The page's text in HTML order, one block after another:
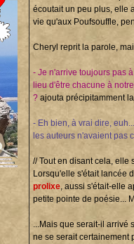
écoutait un peu plus, elle
vie qu'aux Poufsouffle,
Cheryl reprit la parole,
- Je n'arrive toujours pas
lieu d'être chacune à
? ajouta précipitamment
- Eh bien, à vrai dire,
les auteurs n'avaient pas
// Tout en disant cela, elle
Lorsqu'elle s'était lancée
prolixe, aussi s'était-elle
petite pointe de poésie...
...Mais que serait-il arrivé
ne se serait certainement